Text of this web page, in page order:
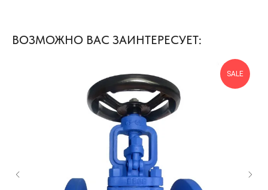
ВОЗМОЖНО ВАС ЗАИНТЕРЕСУЕТ:
SALE